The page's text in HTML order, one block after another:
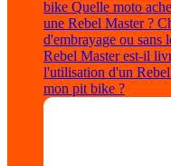
bike Quelle moto
une Rebel Master ?
d'embrayage ou sans
Rebel Master est-il
l'utilisation d'un
mon pit bike ?